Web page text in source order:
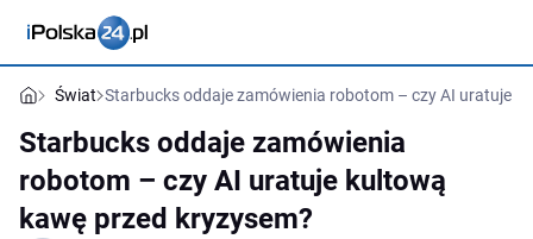
Świat Starbucks oddaje zamówienia robotom – czy AI uratuje
Starbucks oddaje zamówienia
robotom – czy AI uratuje kultową
kawę przed kryzysem?